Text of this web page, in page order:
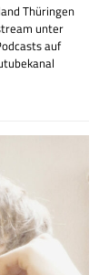
Thüringen
unter
auf